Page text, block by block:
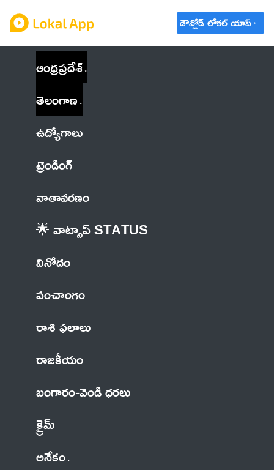
డౌన్లోడ్ లోకల్ యాప్
ఆంధ్రప్రదేశ్
తెలంగాణ
ఉద్యోగాలు
ట్రెండింగ్
వాతావరణం
🌟 వాట్సాప్ STATUS
వినోదం
పంచాంగం
రాశి ఫలాలు
రాజకీయం
బంగారం-వెండి ధరలు
క్రైమ్
అనేకం